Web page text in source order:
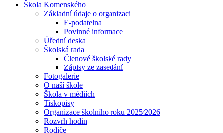
Škola Komenského
Základní údaje o organizaci
E-podatelna
Povinné informace
Úřední deska
Školská rada
Členové školské rady
Zápisy ze zasedání
Fotogalerie
O naší škole
Škola v médiích
Tiskopisy
Organizace školního roku 2025⁄2026
Rozvrh hodin
Rodiče